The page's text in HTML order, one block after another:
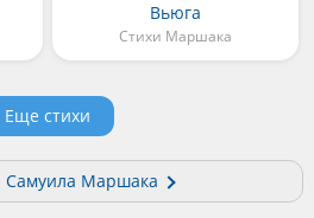
Вьюга
Стихи Маршака
Еще стихи
Самуила Маршака